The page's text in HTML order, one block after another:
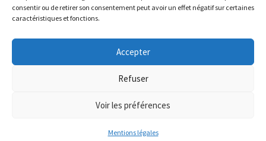
consentir ou de retirer son consentement peut avoir un effet négatif sur certaines
caractéristiques et fonctions.
Accepter
Refuser
Voir les préférences
Mentions légales
Website :DIREXION.BE